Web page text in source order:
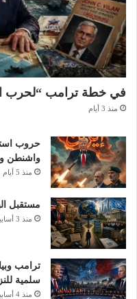
في خطة ترامب “لحرب
منذ 3 أيام
حروب
واشنطن
منذ 5 أيام
مستقبل
منذ 3 أسابيع
ترامب
سلمية
منذ 4 أسابيع